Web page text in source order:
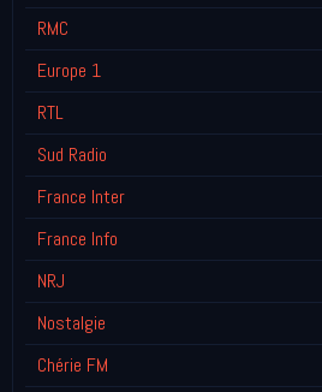
RMC
Europe 1
RTL
Sud Radio
France Inter
France Info
NRJ
Nostalgie
Chérie FM